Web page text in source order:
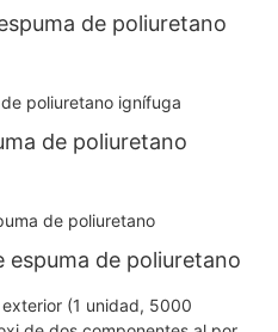
de poliuretano
de poliuretano
espuma de poliuretano